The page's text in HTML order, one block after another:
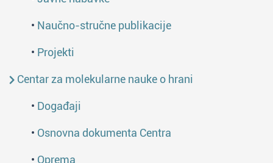
• Naučno-stručne publikacije
• Projekti
Centar za molekularne nauke o hrani
• Događaji
• Osnovna dokumenta Centra
• Oprema